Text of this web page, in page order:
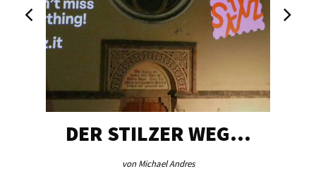
DER STILZER WEG…
von Michael Andres